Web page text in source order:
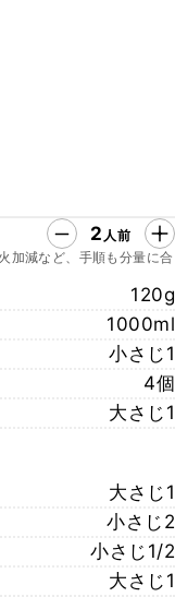
2 人前
加減など、手順も分量に合
120g
1000ml
小さじ1
4個
大さじ1
大さじ1
小さじ2
小さじ1/2
大さじ1